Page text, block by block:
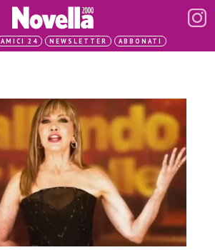
AMICI 24 NEWSLETTER ABBONATI